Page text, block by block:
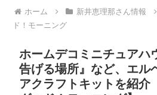
ホーム 新井恵理那さん情報
ド！モーニング
ホームデコミニチュアハ
告げる場所』など、エル
アクラフトキットを紹介